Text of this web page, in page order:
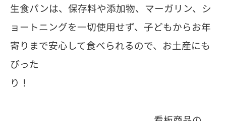
生食パンは、保存料や添加物、マーガリン、シ
ョートニングを一切使用せず、子どもからお年
寄りまで安心して食べられるので、お土産にも
ぴった
り！